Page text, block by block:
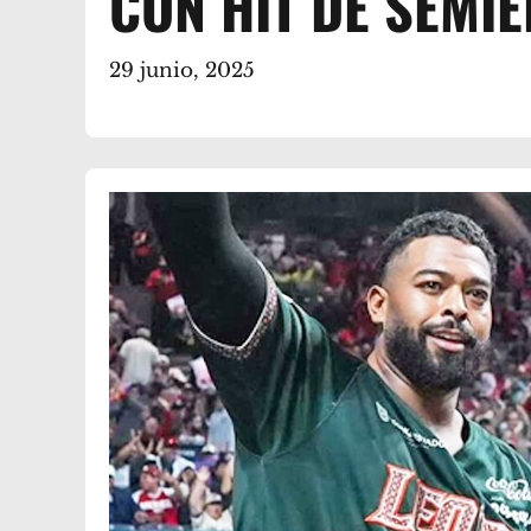
29 junio, 2025